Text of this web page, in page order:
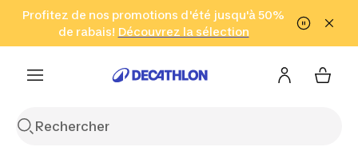
Aller à la recherche Aller au contenu Aller au pied de
Profitez de nos promotions d'été jusqu'à 50%
de rabais! Découvrez la sélection
Cliquez ici
en seulement 2 h!
(Zones sélectionnées)